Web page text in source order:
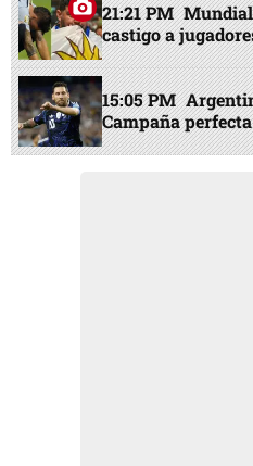
21:21 PM
castigo a
15:05 PM
Campaña